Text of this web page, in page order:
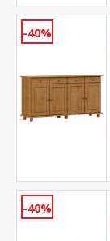
-40%
-40%